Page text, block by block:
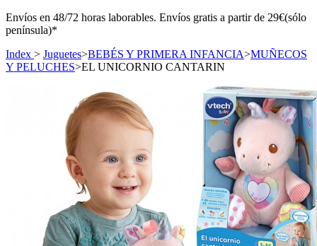
Envíos en 48/72 horas laborables. Envíos gratis a partir de 29€(sólo
península)*
Index > Juguetes>BEBÉS Y PRIMERA INFANCIA>MUÑECOS
Y PELUCHES>EL UNICORNIO CANTARIN